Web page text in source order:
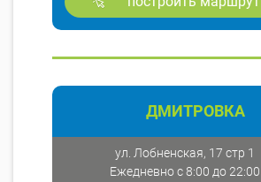
ДМИТРОВКА
ул. Лобненская, 17 стр 1
Ежедневно с 8:00 до 22:00